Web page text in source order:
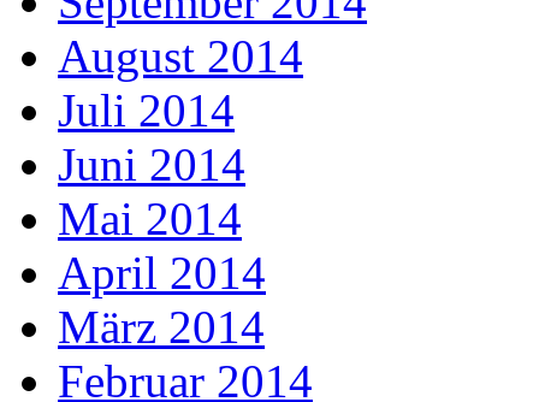
August 2014
Juli 2014
Juni 2014
Mai 2014
April 2014
März 2014
Februar 2014